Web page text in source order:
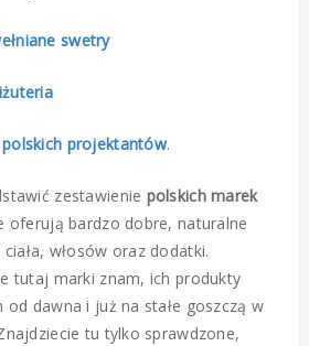
swetry
projektantów.
zestawienie polskich marek
oferują bardzo dobre, naturalne
włosów oraz dodatki.
tutaj marki znam, ich produkty
od dawna i już na stałe goszczą w
tu tylko sprawdzone,